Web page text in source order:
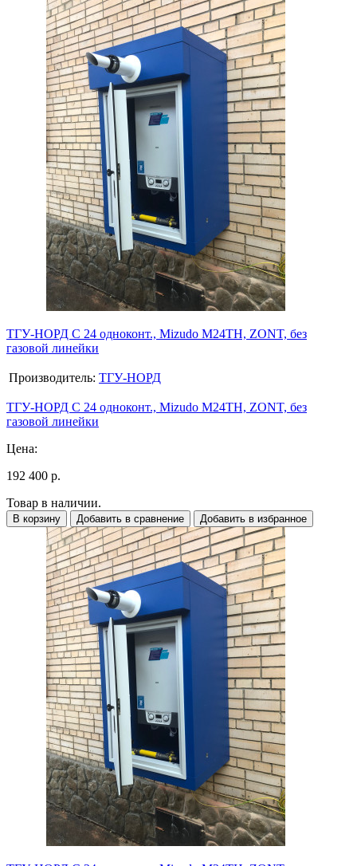
ТГУ-НОРД С 24 одноконт., Mizudo M24TH, ZONT, без
газовой линейки
Производитель: ТГУ-НОРД
ТГУ-НОРД С 24 одноконт., Mizudo M24TH, ZONT, без
газовой линейки
Цена:
192 400 р.
Товар в наличии.
В корзину Добавить в сравнение Добавить в избранное